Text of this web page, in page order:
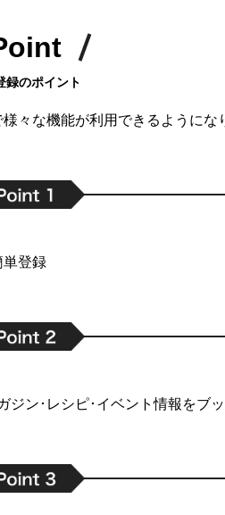
録のポイント
様々な機能が利用できるようにな
単登録
ン･レシピ･イベント情報をブ